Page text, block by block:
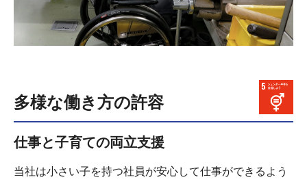
多様な働き方の許容
仕事と子育ての両立支援
当社は小さい子を持つ社員が安心して仕事ができるよう